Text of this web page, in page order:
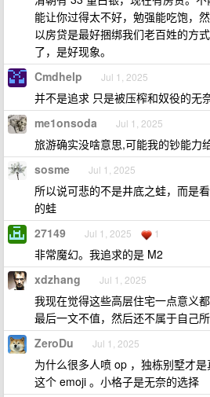
能让你过得太不好，勉强能吃饱，
以房贷是最好捆绑我们老百姓的方
了，是好现象。
Cmdhelp Jul 1, 2025
并不是追求 只是被压榨和奴役的无奈
me1onsoda Jul 1, 2025
旅游确实没啥意思,可能我的钞能力
sosme Jul 1, 2025
所以说可悲的不是井底之蛙，而是
的蛙
27149 Jul 1, 2025 1
非常魔幻。我追求的是 M2
xdzhang Jul 1, 2025
我现在觉得这些高层住宅一点意义
最后一文不值，然后还不属于自己所
ZeroDu Jul 1, 2025
为什么很多人喷 op ，独栋别墅才
这个 emoji 。小格子是无奈的选择